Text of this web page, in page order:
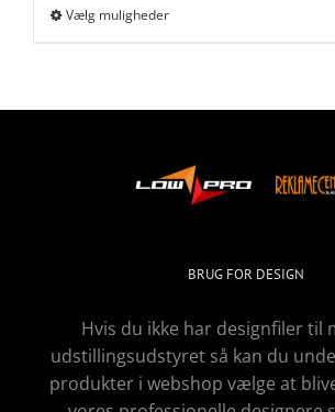
Vælg muligheder
BRUG FOR DESIGN
Hvis du ikke har designfiler til
udstillingsudstyret så kan du
produkter i webshop vælge at